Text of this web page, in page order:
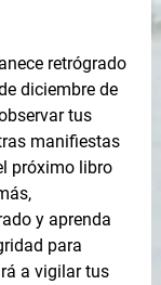
retrógrado
diciembre de
tus
manifiestas
próximo libro
y aprenda
para
a vigilar tus